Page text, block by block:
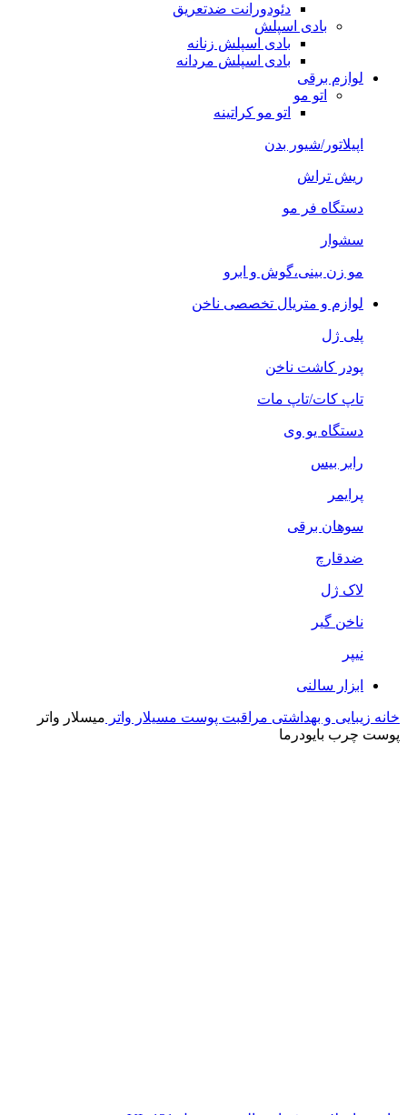
دئودورانت ضدتعریق
بادی اسپلش
بادی اسپلش زنانه
بادی اسپلش مردانه
لوازم برقی
اتو مو
اتو مو کراتینه
اپیلاتور/شیور بدن
ریش تراش
دستگاه فر مو
سشوار
مو زن بینی،گوش و ابرو
لوازم و متریال تخصصی ناخن
پلی ژل
پودر کاشت ناخن
تاپ کات/تاپ مات
دستگاه یو وی
رابر بیس
پرایمر
سوهان برقی
ضدقارچ
لاک ژل
ناخن گیر
نیپر
ابزار سالنی
خانه زیبایی و بهداشتی مراقبت پوست مسیلار واتر میسلار واتر
پوست چرب بایودرما